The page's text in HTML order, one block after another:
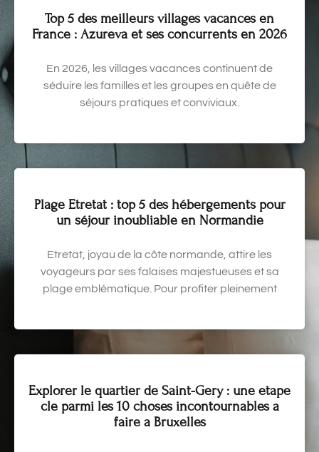
Top 5 des meilleurs villages vacances en
France : Azureva et ses concurrents en 2026
En 2026, les villages vacances continuent de
séduire les familles et les groupes en quête de
séjours pratiques et conviviaux.
Plage Etretat : top 5 des hébergements pour
un séjour inoubliable en Normandie
Etretat, joyau de la côte normande, attire les
voyageurs par ses falaises majestueuses et sa
plage emblématique. Pour profiter pleinement
Explorer le quartier de Saint-Gery : une etape
cle parmi les 10 choses incontournables a
faire a Bruxelles